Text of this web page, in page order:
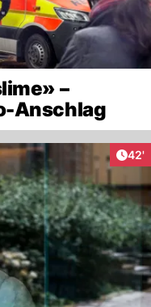
–
Anschlag
42'